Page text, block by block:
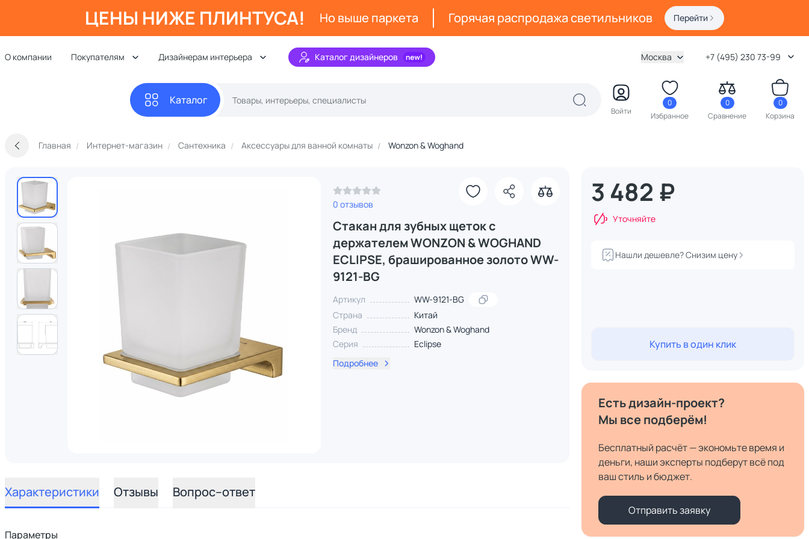
ЦЕНЫ НИЖЕ ПЛИНТУСА! Но выше паркета Горячая распродажа светильников Перейти
О компании Покупателям Дизайнерам интерьера Каталог дизайнеров Москва +7 (495) 230 73-99
Каталог
Войти
0
Избранное
0
Сравнение
0
Корзина
Главная Интернет-магазин Сантехника Аксессуары для ванной комнаты Wonzon & Woghand
0 отзывов
Стакан для зубных щеток с
держателем WONZON & WOGHAND
ECLIPSE, брашированное золото WW-
9121-BG
Артикул
WW-9121-BG
Страна
Китай
Бренд
Wonzon & Woghand
Серия
Eclipse
Подробнее
Характеристики Отзывы Вопрос–ответ
Параметры
3 482 ₽
Уточняйте
Нашли дешевле? Снизим цену
Купить в один клик
Есть дизайн-проект?
Мы все подберём!
Бесплатный расчёт — экономьте время и
деньги, наши эксперты подберут всё под
ваш стиль и бюджет.
Отправить заявку